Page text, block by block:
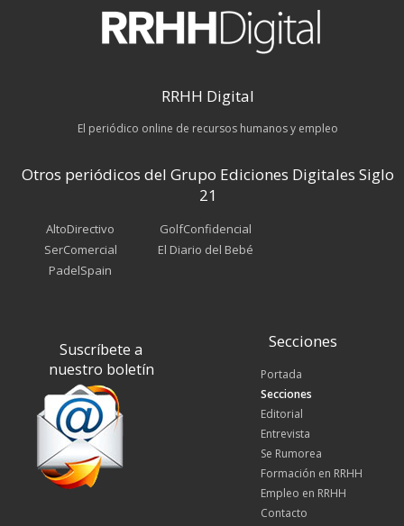
RRHH Digital
El periódico online de recursos humanos y empleo
Otros periódicos del Grupo Ediciones Digitales Siglo
21
AltoDirectivo
SerComercial
PadelSpain
GolfConfidencial
El Diario del Bebé
Suscríbete a
nuestro boletín
Secciones
Portada
Secciones
Editorial
Entrevista
Se Rumorea
Formación en RRHH
Empleo en RRHH
Contacto